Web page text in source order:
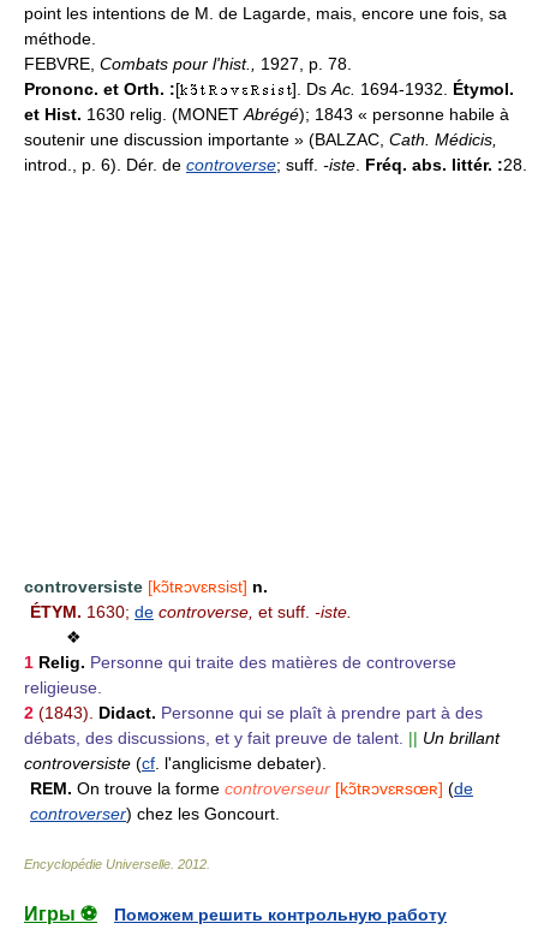
point les intentions de M. de Lagarde, mais, encore une fois, sa
méthode.
FEBVRE, Combats pour l'hist., 1927, p. 78.
Prononc. et Orth. :[ ]. Ds Ac. 1694-1932. Étymol.
et Hist. 1630 relig. (MONET Abrégé); 1843 « personne habile à
soutenir une discussion importante » (BALZAC, Cath. Médicis,
introd., p. 6). Dér. de controverse; suff. -iste Fréq. abs. littér. :28.
controversiste [kɔ̃tʀɔvɛʀsist] n.
ÉTYM. 1630; de controverse, et suff. -iste.
❖
1 Relig. Personne qui traite des matières de controverse
religieuse.
2 (1843). Didact. Personne qui se plaît à prendre part à des
débats, des discussions, et y fait preuve de talent. || Un brillant
controversiste (cf . l'anglicisme debater).
REM. On trouve la forme controverseur [kɔ̃tʀɔvɛʀsœʀ] (de
controverser) chez les Goncourt.
Encyclopédie Universelle 2012
Игры ⚽
Поможем решить контрольную работу